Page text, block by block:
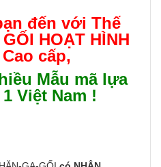
đến với Thế
HOẠT HÌNH
cấp,
Mẫu mã lựa
Việt Nam !